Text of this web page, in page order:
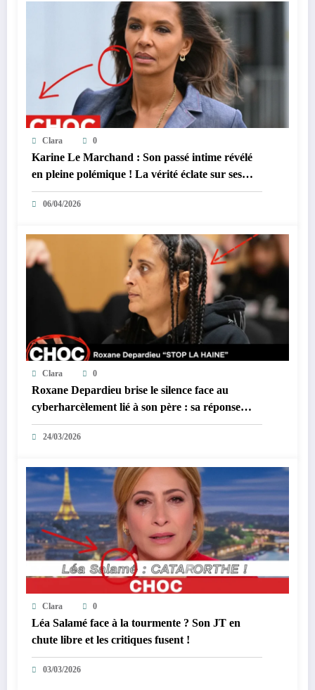
Clara 0
Karine Le Marchand : Son passé intime révélé
en pleine polémique ! La vérité éclate sur ses
accusations de racisme.
06/04/2026
Clara 0
Roxane Depardieu brise le silence face au
cyberharcèlement lié à son père : sa réponse
inattendue !
24/03/2026
Clara 0
Léa Salamé face à la tourmente ? Son JT en
chute libre et les critiques fusent !
03/03/2026